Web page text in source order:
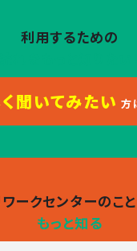
利用するための
聞いてみたい 方
ワークセンターのこ
もっと知る